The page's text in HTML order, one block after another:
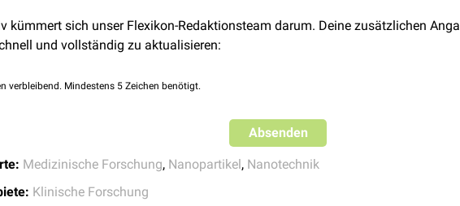
vielversprechenden Anwendungen der Nanomedizin gibt es auch
Dazu gehören Fragen zur
kümmert sich unser Flexikon-Redaktionsteam darum. Deine zusätzlichen
und vollständig zu aktualisieren:
verbleibend. Mindestens 5 Zeichen benötigt.
Absenden
Medizinische Forschung, Nanopartikel, Nanotechnik
Klinische Forschung